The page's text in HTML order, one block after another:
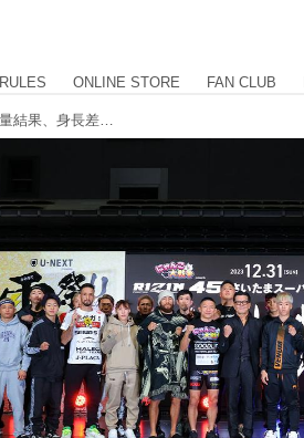
RULES ONLINE STORE FAN CLUB